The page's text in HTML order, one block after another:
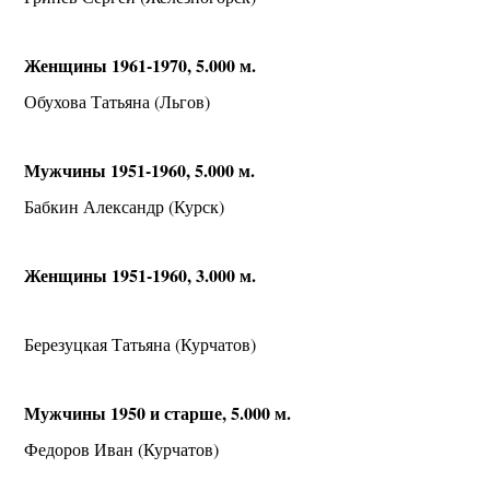
Женщины 1961-1970, 5.000 м.
Обухова Татьяна (Льгов)
Мужчины 1951-1960, 5.000 м.
Бабкин Александр (Курск)
Женщины 1951-1960, 3.000 м.
Березуцкая Татьяна (Курчатов)
Мужчины 1950 и старше, 5.000 м.
Федоров Иван (Курчатов)